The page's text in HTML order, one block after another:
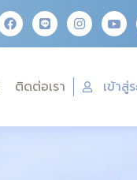
ติดต่อเรา เข้าสู่